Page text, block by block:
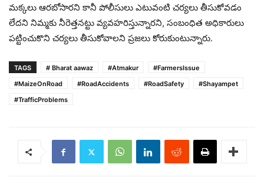
మక్కలు ఆరబోసారని కానీ పోలీసులు ఎటువంటి చర్యలు తీసుకోవడం
లేదని నిమ్మకు నీరెత్తనట్టు వ్యవహరిస్తున్నారని, సంబంధిత అధికారులు
పట్టించుకొని చర్యలు తీసుకోవాలని ప్రజలు కోరుకుంటున్నారు.
TAGS # Bharat aawaz #Atmakur
#FarmersIssue
#MaizeOnRoad
#RoadAccidents #RoadSafety
#Shayampet
#TrafficProblems